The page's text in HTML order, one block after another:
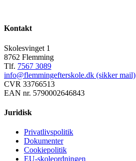
Kontakt
Skolesvinget 1
8762 Flemming
Tlf. 7567 3089
info@flemmingefterskole.dk (sikker mail)
CVR 33766513
EAN nr. 5790002646843
Juridisk
Privatlivspolitik
Dokumenter
Cookiepolitik
EU-skoleordningen